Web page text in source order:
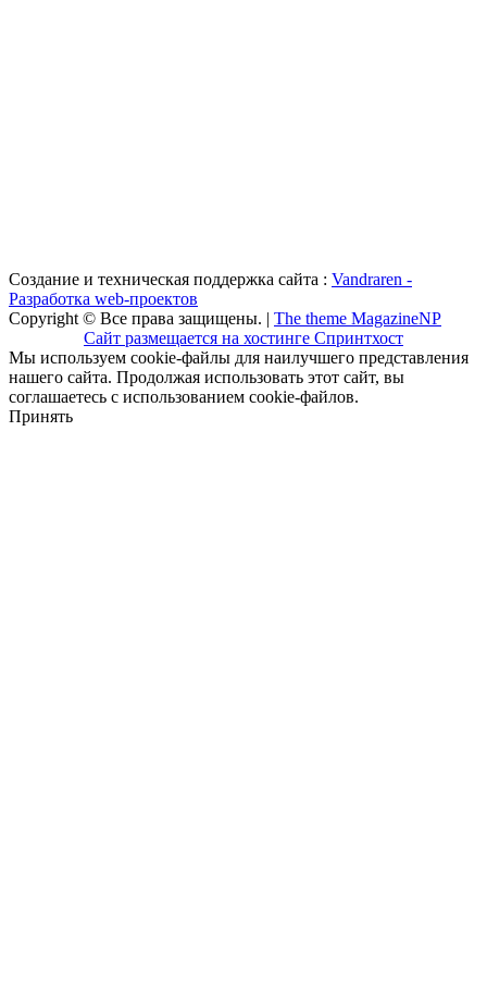
Создание и техническая поддержка сайта : Vandraren -
Разработка web-проектов
Copyright © Все права защищены. | The theme MagazineNP
Сайт размещается на хостинге Спринтхост
Мы используем cookie-файлы для наилучшего представления
нашего сайта. Продолжая использовать этот сайт, вы
соглашаетесь с использованием cookie-файлов.
Принять